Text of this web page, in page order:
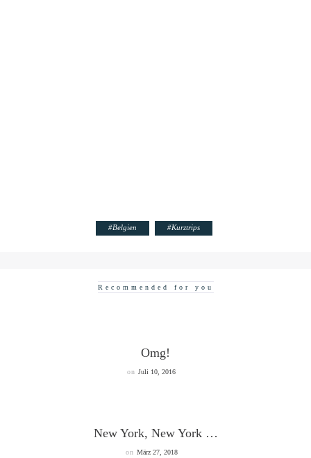
#Belgien #Kurztrips
Recommended for you
Omg!
on Juli 10, 2016
New York, New York …
on März 27, 2018